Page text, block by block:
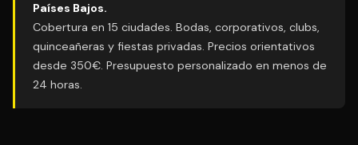
Países Bajos.
Cobertura en 15 ciudades. Bodas, corporativos, clubs,
quinceañeras y fiestas privadas. Precios orientativos
desde 350€. Presupuesto personalizado en menos de
24 horas.